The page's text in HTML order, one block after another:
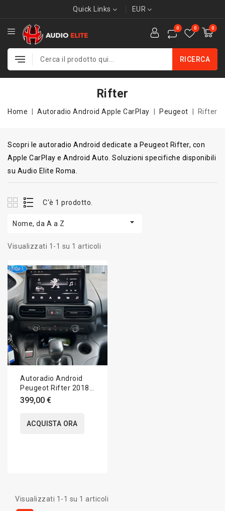
Quick Links EUR
0
0
0
RICERCA
Rifter
Home Autoradio Android Apple CarPlay Peugeot Rifter
Scopri le autoradio Android dedicate a Peugeot Rifter, con
Apple CarPlay e Android Auto. Soluzioni specifiche disponibili
su Audio Elite Roma.
C'è 1 prodotto.
Nome, da A a Z 
Visualizzati 1-1 su 1 articoli
Autoradio Android
Peugeot Rifter 2018-
2024 Apple CarPlay
10 pollici
399,00 €
ACQUISTA ORA
Visualizzati 1-1 su 1 articoli